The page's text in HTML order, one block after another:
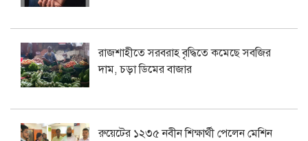
রাজশাহীতে সরবরাহ বৃদ্ধিতে কমেছে সবজির
দাম, চড়া ডিমের বাজার
রুয়েটের ১২৩৫ নবীন শিক্ষার্থী পেলেন মেশিন